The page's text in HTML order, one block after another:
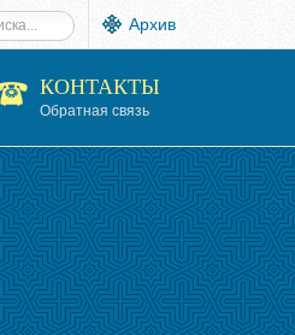
Архив
КОНТАКТЫ
Обратная связь